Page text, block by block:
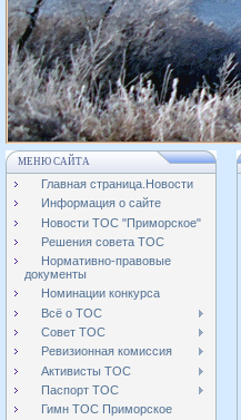
МЕНЮ САЙТА
Главная страница.Новости
Информация о сайте
Новости ТОС "Приморское"
Решения совета ТОС
Нормативно-правовые
документы
Номинации конкурса
Всё о ТОС
Совет ТОС
Ревизионная комиссия
Активисты ТОС
Паспорт ТОС
Гимн ТОС Приморское